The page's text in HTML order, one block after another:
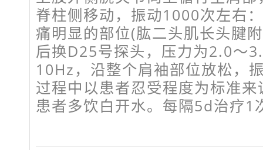
脊柱侧移动，振动1000次左右
痛明显的部位(肱二头肌长头腱
后换D25号探头，压力为2.0～
10Hz，沿整个肩袖部位放松，
过程中以患者忍受程度为标准
患者多饮白开水。每隔5d治疗1